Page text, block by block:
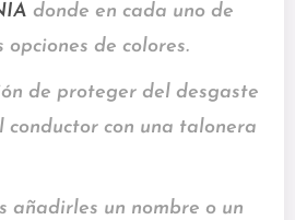
donde en cada uno de
opciones de colores.
de proteger del desgaste
con una talonera
añadirles un nombre o un